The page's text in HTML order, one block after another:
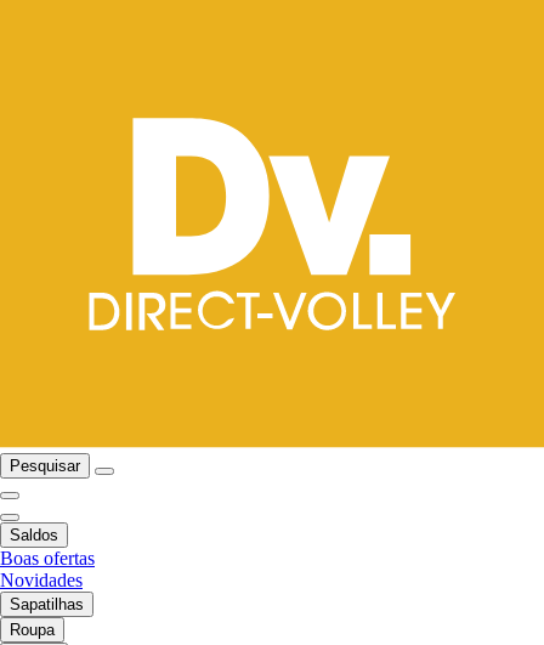
Pesquisar
Saldos
Boas ofertas
Novidades
Sapatilhas
Roupa